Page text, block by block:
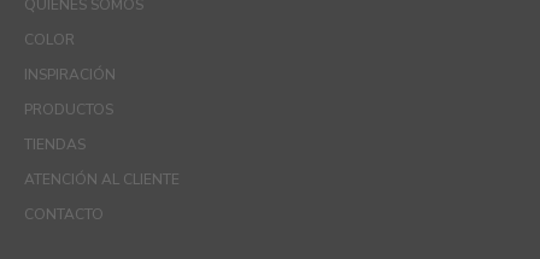
QUIÉNES SOMOS
COLOR
INSPIRACIÓN
PRODUCTOS
TIENDAS
ATENCIÓN AL CLIENTE
CONTACTO